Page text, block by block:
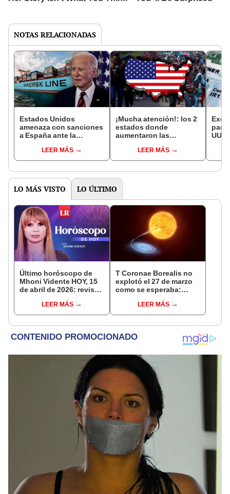
NOTAS RELACIONADAS
Estados Unidos
amenaza con sanciones
a España ante la
buques con armas para
Israel
LEER MÁS
¡Mucha atención!: los 2
estados donde
aumentaron las
de inmigrantes en
Estados Unidos
LEER MÁS
para
UU.:
LO MÁS VISTO LO ÚLTIMO
Último horóscopo de
Mhoni Vidente HOY, 15
de abril de 2026: revisa
signo y entérate si te
espera un día
LEER MÁS
T Coronae Borealis no
explotó el 27 de marzo
como se esperaba:
este evento
astronómico desde
LEER MÁS